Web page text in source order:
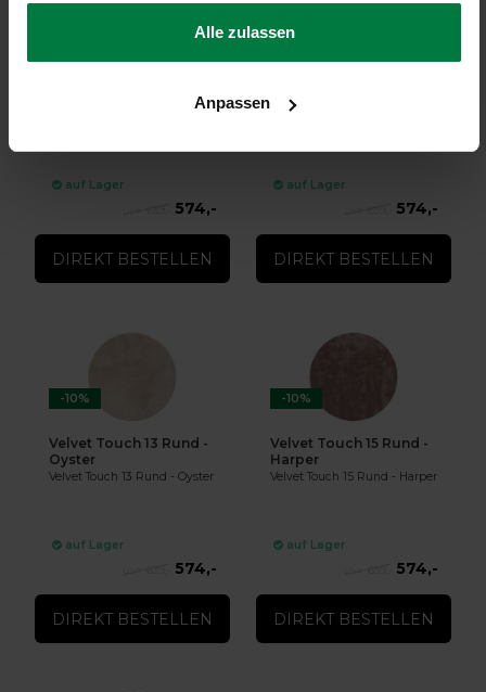
gesammelt haben.
Alle zulassen
Anpassen
auf Lager
574,-
DIREKT BESTELLEN
-10%
Ivory White
auf Lager
574,-
DIREKT BESTELLEN
-10%
Velvet Touch 13 Rund -
Oyster
Velvet Touch 13 Rund - Oyster
auf Lager
574,-
DIREKT BESTELLEN
-10%
Velvet Touch 15 Rund -
Harper
Velvet Touch 15 Rund - Harper
auf Lager
574,-
DIREKT BESTELLEN